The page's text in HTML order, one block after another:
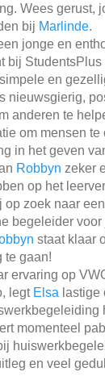
Wees gerust,
bij Marlinde.
jonge en
bij
en
nieuwsgierig,
anderen te
om mensen
in het geven
Robbyn zeker
op het
op zoek naar
begeleider
staat klaar
te gaan!
ervaring op
legt Elsa lastige
momenteel
en veel